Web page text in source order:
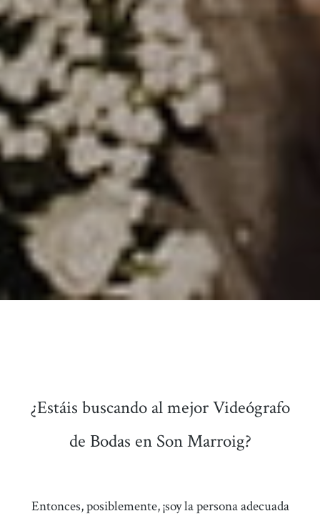
¿Estáis buscando al mejor Videógrafo
de Bodas en Son Marroig?
Entonces, posiblemente, ¡soy la persona adecuada